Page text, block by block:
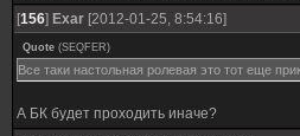
[156] Exar [2012-01-25, 8:54:16]
Quote (SEQFER)
Все таки настольная ролевая это тот еще
А БК будет проходить иначе?